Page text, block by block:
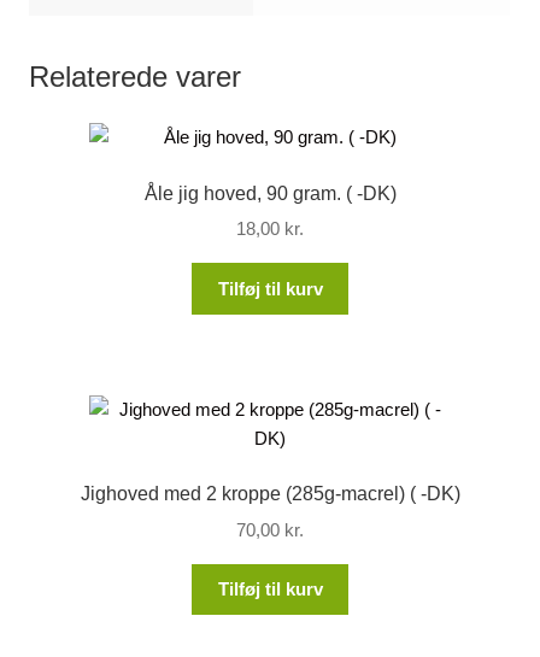
Relaterede varer
Åle jig hoved, 90 gram. ( -DK)
18,00 kr.
Tilføj til kurv
Jighoved med 2 kroppe (285g-macrel) ( -DK)
70,00 kr.
Tilføj til kurv